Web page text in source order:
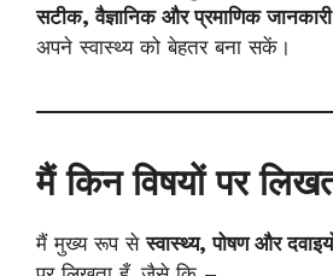
सटीक, वैज्ञानिक और प्रमाणिक जानकारी
अपने स्वास्थ्य को बेहतर बना सकें।
मैं किन विषयों पर
मैं मुख्य रूप सेस्वास्थ्य, पोषण और